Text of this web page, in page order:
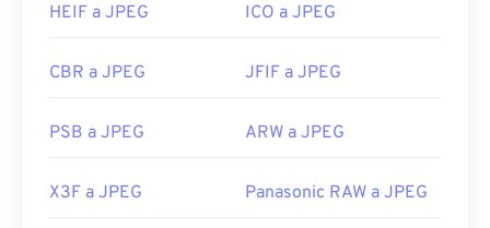
HEIF a JPEG ICO a JPEG
CBR a JPEG JFIF a JPEG
PSB a JPEG ARW a JPEG
X3F a JPEG Panasonic RAW a JPEG